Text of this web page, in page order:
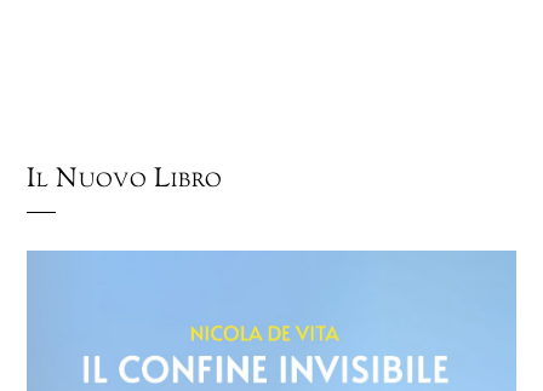
Il Nuovo Libro